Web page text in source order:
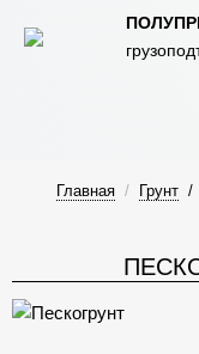
Главная / Грунт /